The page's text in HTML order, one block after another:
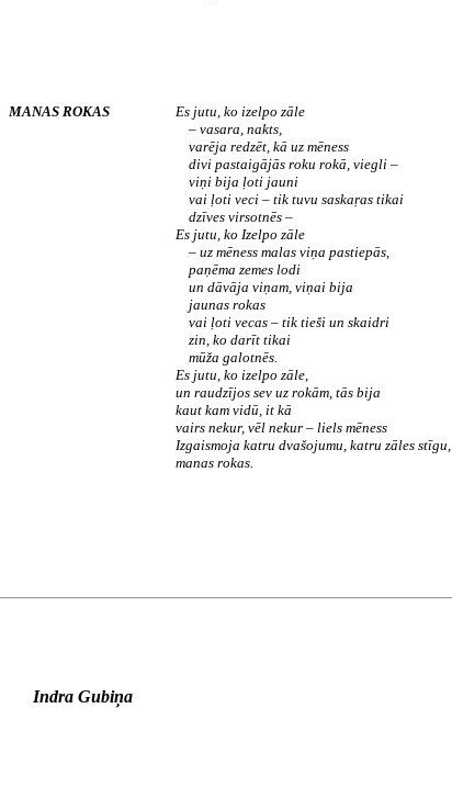
MANAS ROKAS
Es jutu, ko izelpo zāle
– vasara, nakts,
varēja redzēt, kā uz mēness
divi pastaigājās roku rokā, viegli –
viņi bija ļoti jauni
vai ļoti veci – tik tuvu saskaŗas tikai
dzīves virsotnēs –
Es jutu, ko Izelpo zāle
– uz mēness malas viņa pastiepās,
paņēma zemes lodi
un dāvāja viņam, viņai bija
jaunas rokas
vai ļoti vecas – tik tieši un skaidri
zin, ko darīt tikai
mūža galotnēs.
Es jutu, ko izelpo zāle,
un raudzījos sev uz rokām, tās bija
kaut kam vidū, it kā
vairs nekur, vēl nekur – liels mēness
Izgaismoja katru dvašojumu, katru zāles stīgu,
manas rokas.
Indra Gubiņa